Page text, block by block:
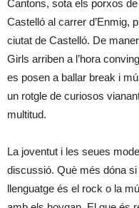
Cantons, sota els porxos
Castelló al carrer d’Enmig,
ciutat de Castelló. De
Girls arriben a l’hora
es posen a ballar break i
un rotgle de curiosos
multitud.
La joventut i les seues
discussió. Què més dóna
llenguatge és el rock o la